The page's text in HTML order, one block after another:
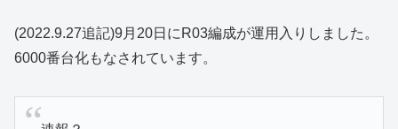
(2022.9.27追記)9月20日にR03編成が運用入りしました。
6000番台化もなされています。